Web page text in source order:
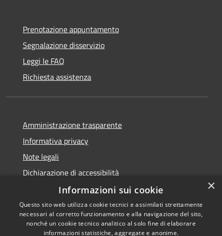
Prenotazione appuntamento
Segnalazione disservizio
Leggi le FAQ
Richiesta assistenza
Amministrazione trasparente
Informativa privacy
Note legali
Dichiarazione di accessibilità
Copyright © 2026 • Comune di
×
Informazioni sui cookie
Questo sito web utilizza cookie tecnici e assimilati strettamente
necessari al corretto funzionamento e alla navigazione del sito,
nonché un cookie tecnico analitico al solo fine di elaborare
informazioni statistiche, aggregate e anonime.